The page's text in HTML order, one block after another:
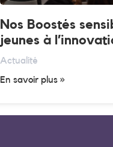
Nos Boostés
jeunes à
Actualité
En savoir plus »